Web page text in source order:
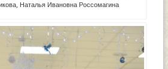
Наталья Ивановна Россомагина